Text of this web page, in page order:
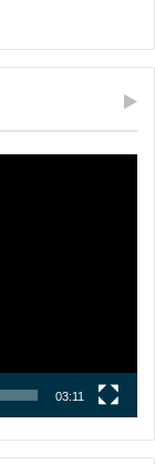
03:11